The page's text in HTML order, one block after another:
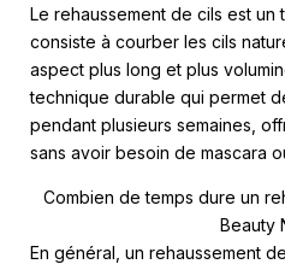
Le rehaussement de cils est un
consiste à courber les cils
aspect plus long et plus
technique durable qui permet
pendant plusieurs semaines,
sans avoir besoin de mascara
Combien de temps dure un
Beauty
En général, un rehaussement